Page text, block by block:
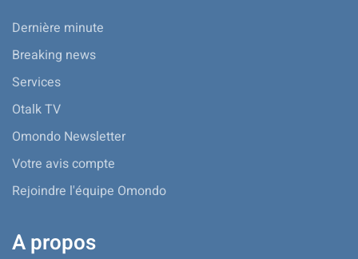
Dernière minute
Breaking news
Services
Otalk TV
Omondo Newsletter
Votre avis compte
Rejoindre l'équipe Omondo
A propos